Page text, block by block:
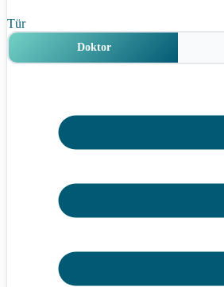
Tür
Doktor